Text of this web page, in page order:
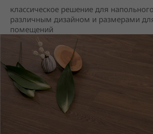
классическое решение для
различным дизайном и размерами
помещений